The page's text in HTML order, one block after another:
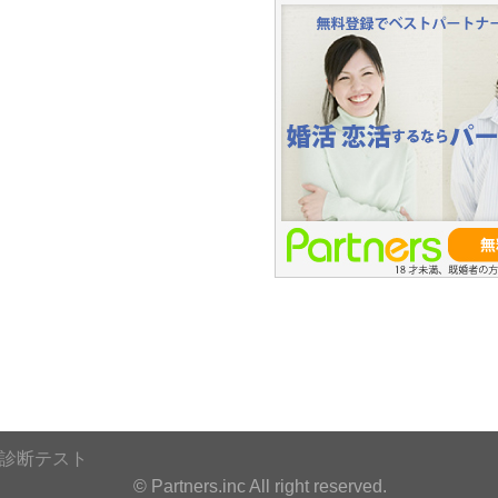
診断テスト
© Partners.inc All right reserved.